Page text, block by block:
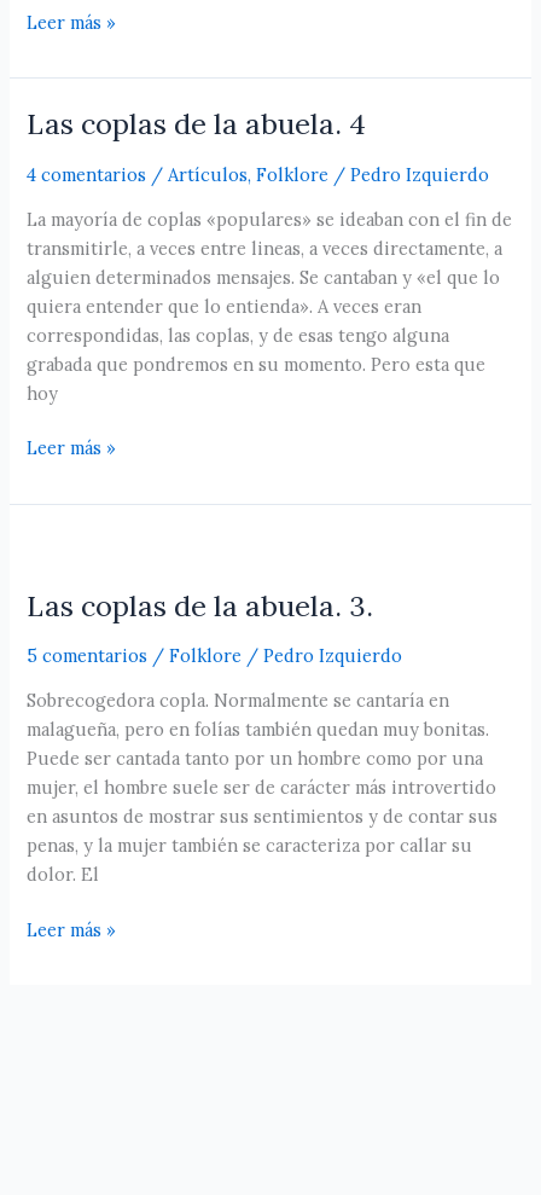
Leer más »
Las coplas de la abuela. 4
4 comentarios /Artículos,Folklore /Pedro Izquierdo
La mayoría de coplas «populares» se ideaban con el fin de
transmitirle, a veces entre lineas, a veces directamente, a
alguien determinados mensajes. Se cantaban y «el que lo
quiera entender que lo entienda». A veces eran
correspondidas, las coplas, y de esas tengo alguna
grabada que pondremos en su momento. Pero esta que
hoy
Las
de
abuela.
Leer más »
Las coplas de la abuela. 3.
5 comentarios /Folklore /Pedro Izquierdo
Sobrecogedora copla. Normalmente se cantaría en
malagueña, pero en folías también quedan muy bonitas.
Puede ser cantada tanto por un hombre como por una
mujer, el hombre suele ser de carácter más introvertido
en asuntos de mostrar sus sentimientos y de contar sus
penas, y la mujer también se caracteriza por callar su
dolor. El
de
abuela.
3.
Leer más »